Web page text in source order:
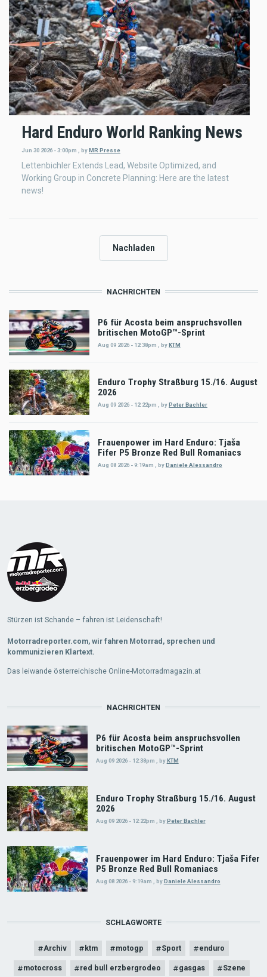
Hard Enduro World Ranking News
Jun 30 2026 - 3:00pm byMR Presse
Lettenbichler Extends Lead, Website Optimized, and
Working Group in Concrete Planning: Here are the latest
news!
Nachladen
NACHRICHTEN
P6 für Acosta beim anspruchsvollen
britischen MotoGP™-Sprint
Aug 09 2026 - 12:38pm byKTM
Enduro Trophy Straßburg 15./16. August
2026
Aug 09 2026 - 12:22pm , by Peter Bachler
Frauenpower im Hard Enduro: Tjaša
Fifer P5 Bronze Red Bull Romaniacs
Aug 08 2026 - 9:19am byDaniele Alessandro
Stürzen ist Schande – fahren ist Leidenschaft!
Motorradreporter.com, wir fahren Motorrad, sprechen und
kommunizieren Klartext.
Das leiwande österreichische Online-Motorradmagazin.at
NACHRICHTEN
P6 für Acosta beim anspruchsvollen
britischen MotoGP™-Sprint
Aug 09 2026 - 12:38pm byKTM
Enduro Trophy Straßburg 15./16. August
2026
Aug 09 2026 - 12:22pm byPeter Bachler
Frauenpower im Hard Enduro: Tjaša Fifer
P5 Bronze Red Bull Romaniacs
Aug 08 2026 - 9:19am byDaniele Alessandro
SCHLAGWORTE
Archiv ktm motogp Sport enduro
motocross red bull erzbergrodeo gasgas Szene